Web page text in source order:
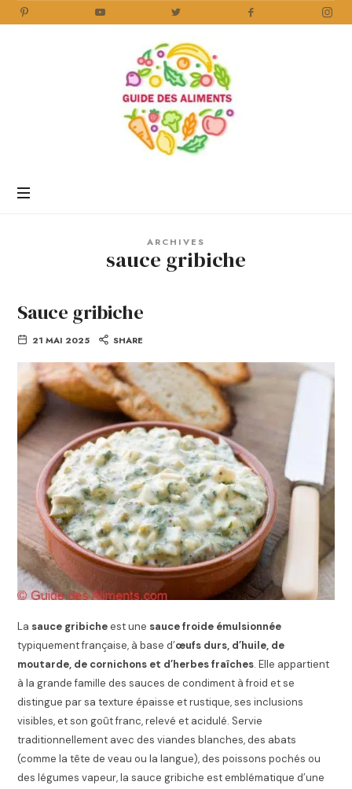
Aliments
ARCHIVES
sauce gribiche
Sauce gribiche
21 MAI 2025 SHARE
La sauce gribicheest une sauce froide émulsionnée
typiquement française, à base d’œufs durs, d’huile, de
moutarde, de cornichons et d’herbes fraîches. Elle appartient
à la grande famille des sauces de condiment à froid et se
distingue par sa texture épaisse et rustique, ses inclusions
visibles, et son goût franc, relevé et acidulé. Servie
traditionnellement avec des viandes blanches, des abats
(comme la tête de veau ou la langue), des poissons pochés ou
des légumes vapeur, la sauce gribiche est emblématique d’une